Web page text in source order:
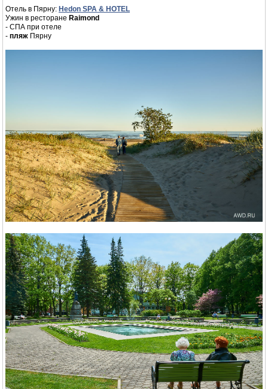
Отель в Пярну: Hedon SPA & HOTEL
Ужин в ресторане Raimond
- СПА при отеле
- пляж Пярну